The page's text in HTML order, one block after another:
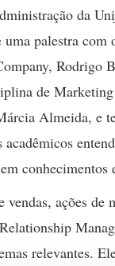
da
uma palestra
Rodrigo
de
Almeida, e
conhecimentos
vendas, ações de
relevantes.